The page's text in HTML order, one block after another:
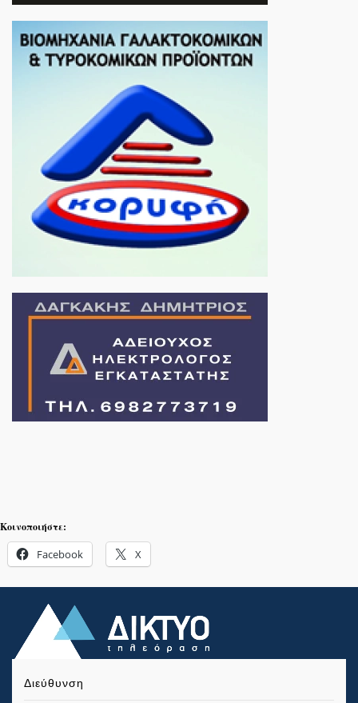
Κοινοποιήστε:
Facebook X
Διεύθυνση